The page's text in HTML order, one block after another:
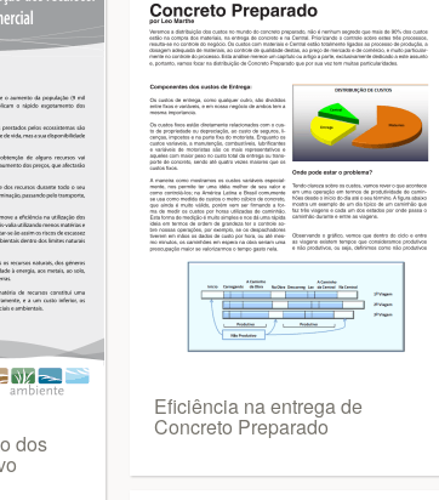
dos
Eficiência na entrega de
Concreto Preparado